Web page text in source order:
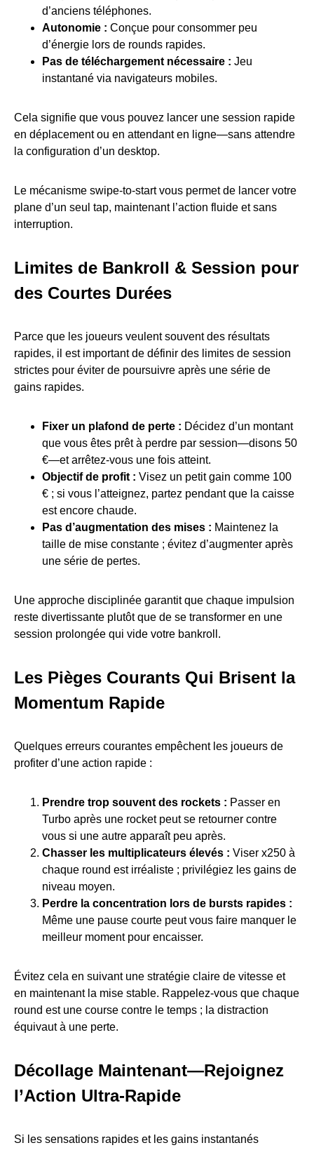
d’anciens téléphones.
Autonomie : Conçue pour consommer peu
d’énergie lors de rounds rapides.
Pas de téléchargement nécessaire : Jeu
instantané via navigateurs mobiles.
Cela signifie que vous pouvez lancer une session rapide
en déplacement ou en attendant en ligne—sans attendre
la configuration d’un desktop.
Le mécanisme swipe‑to‑start vous permet de lancer votre
plane d’un seul tap, maintenant l’action fluide et sans
interruption.
Limites de Bankroll & Session pour
des Courtes Durées
Parce que les joueurs veulent souvent des résultats
rapides, il est important de définir des limites de session
strictes pour éviter de poursuivre après une série de
gains rapides.
Fixer un plafond de perte : Décidez d’un montant
que vous êtes prêt à perdre par session—disons 50
€—et arrêtez-vous une fois atteint.
Objectif de profit : Visez un petit gain comme 100
€ ; si vous l’atteignez, partez pendant que la caisse
est encore chaude.
Pas d’augmentation des mises : Maintenez la
taille de mise constante ; évitez d’augmenter après
une série de pertes.
Une approche disciplinée garantit que chaque impulsion
reste divertissante plutôt que de se transformer en une
session prolongée qui vide votre bankroll.
Les Pièges Courants Qui Brisent la
Momentum Rapide
Quelques erreurs courantes empêchent les joueurs de
profiter d’une action rapide :
Prendre trop souvent des rockets : Passer en
Turbo après une rocket peut se retourner contre
vous si une autre apparaît peu après.
Chasser les multiplicateurs élevés : Viser x250 à
chaque round est irréaliste ; privilégiez les gains de
niveau moyen.
Perdre la concentration lors de bursts rapides :
Même une pause courte peut vous faire manquer le
meilleur moment pour encaisser.
Évitez cela en suivant une stratégie claire de vitesse et
en maintenant la mise stable. Rappelez-vous que chaque
round est une course contre le temps ; la distraction
équivaut à une perte.
Décollage Maintenant—Rejoignez
l’Action Ultra-Rapide
Si les sensations rapides et les gains instantanés